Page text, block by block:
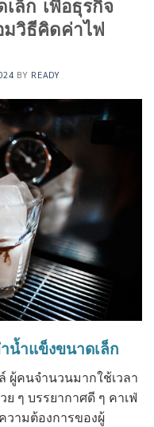
ล็ก เพื่อธุรกิจ
วิธีคิดค่าไฟ
BY READY
น้ำแข็งขนาดเล็ก
ผู้คนจำนวนมากใช้เวลา
ๆ บรรยากาศดี ๆ คาเฟ่
วามต้องการของผู้